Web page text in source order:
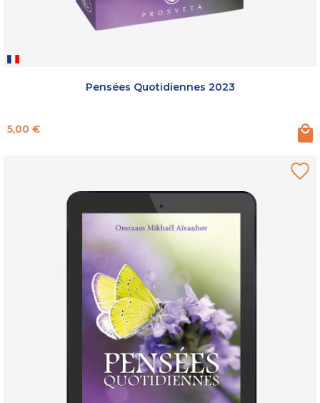
Pensées Quotidiennes 2023
Prix
5,00 €